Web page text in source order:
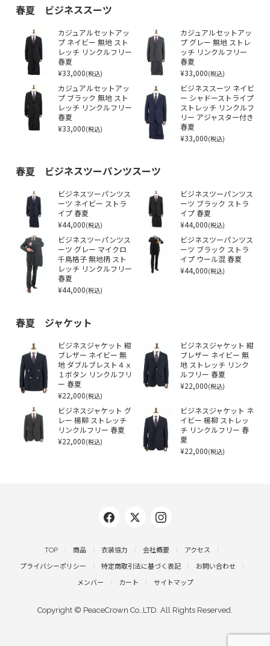
春夏 ビジネススーツ
カジュアルセットアッ
プ ネイビー 無地 スト
レッチ リンクルフリー
春夏
¥33,000(税込)
カジュアルセットアッ
プ グレー 無地 ストレ
ッチ リンクルフリー
春夏
¥33,000(税込)
カジュアルセットアッ
プ ブラック 無地 スト
レッチ リンクルフリー
春夏
¥33,000(税込)
ビジネススーツ ネイビ
ー シャドーストライプ
ストレッチ リンクルフ
リー アジャスター付き
春夏
¥33,000(税込)
春夏 ビジネスツーパンツスーツ
ビジネスツーパンツス
ーツ ネイビー ストラ
イプ 春夏
¥44,000(税込)
ビジネスツーパンツス
ーツ ブラック ストラ
イプ 春夏
¥44,000(税込)
ビジネスツーパンツス
ーツ グレー マイクロ
千鳥格子 無地柄 スト
レッチ リンクルフリー
春夏
¥44,000(税込)
ビジネスツーパンツス
ーツ ブラック ストラ
イプ ウール混 春夏
¥44,000(税込)
春夏 ジャケット
ビジネスジャケット 紺
ブレザー ネイビー 無
地 ダブルブレスト４ｘ
１ボタン リンクルフリ
ー 春夏
¥22,000(税込)
ビジネスジャケット 紺
ブレザー ネイビー 無
地 ストレッチ リンク
ルフリー 春夏
¥22,000(税込)
ビジネスジャケット グ
レー 楊柳 ストレッチ
リンクルフリー 春夏
¥22,000(税込)
ビジネスジャケット ネ
イビー 楊柳 ストレッ
チ リンクルフリー 春
夏
¥22,000(税込)
TOP 商品 衣装協力 会社概要 アクセス
プライバシーポリシー 特定商取引法に基づく表記 お問い合わせ
メンバー カート サイトマップ
Copyright © PeaceCrown Co.,LTD. All Rights Reserved.